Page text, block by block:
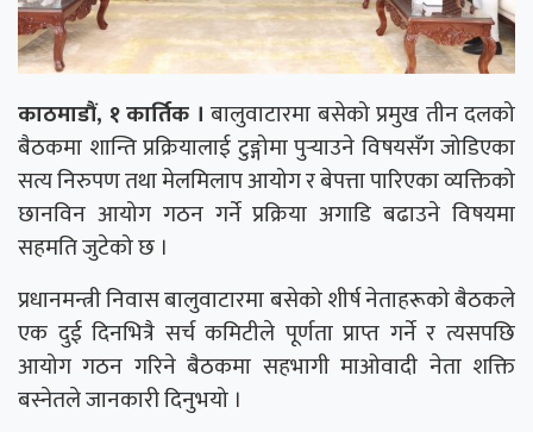
काठमाडौं, १ कार्तिक । बालुवाटारमा बसेको प्रमुख तीन दलको
बैठकमा शान्ति प्रक्रियालाई टुङ्गोमा पुर्‍याउने विषयसँग जोडिएका
सत्य निरुपण तथा मेलमिलाप आयोग र बेपत्ता पारिएका व्यक्तिको
छानविन आयोग गठन गर्ने प्रक्रिया अगाडि बढाउने विषयमा
सहमति जुटेको छ ।
प्रधानमन्त्री निवास बालुवाटारमा बसेको शीर्ष नेताहरूको बैठकले
एक दुई दिनभित्रै सर्च कमिटीले पूर्णता प्राप्त गर्ने र त्यसपछि
आयोग गठन गरिने बैठकमा सहभागी माओवादी नेता शक्ति
बस्नेतले जानकारी दिनुभयो ।